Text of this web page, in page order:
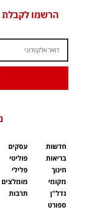
הרשמו לקבלת
חדשות
בריאות
חינוך
מקומי
נדל"ן
ספורט
עסקים
פוליטי
פלילי
מומלצים
תרבות